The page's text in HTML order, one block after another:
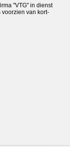
"VTG" in dienst
voorzien van kort-